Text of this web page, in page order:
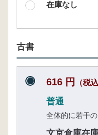
在庫なし
古書
616 円 （税込
普通
全体的に若干の
文京倉庫在